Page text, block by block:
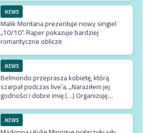
NEWS
Malik Montana prezentuje nowy singiel
„10/10”. Raper pokazuje bardziej
romantyczne oblicze
NEWS
Belmondo przeprasza kobietę, którą
szarpał podczas live’a. „Naraziłem jej
godności i dobre imię (…) Organizuję
specjalisty”
NEWS